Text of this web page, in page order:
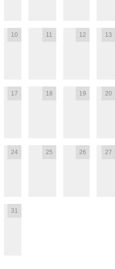
10 11 12 13
17 18 19 20
24 25 26 27
31